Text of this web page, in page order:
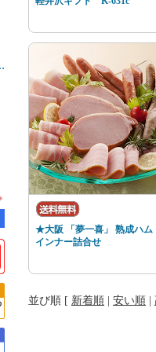
★大阪 「夢一喜」 熟成ハム
インナー詰合せ
並び順 [ 新着順 安い順